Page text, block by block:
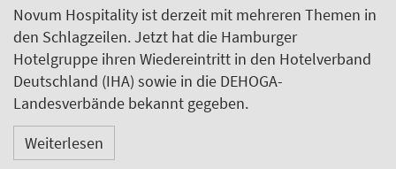
Novum Hospitality ist derzeit mit mehreren Themen in
den Schlagzeilen. Jetzt hat die Hamburger
Hotelgruppe ihren Wiedereintritt in den Hotelverband
Deutschland (IHA) sowie in die DEHOGA-
Landesverbände bekannt gegeben.
Weiterlesen